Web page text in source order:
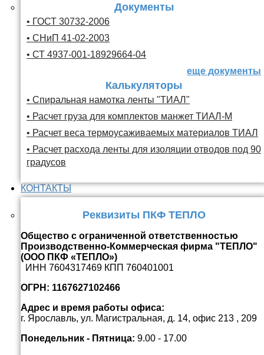
Документы
• ГОСТ 30732-2006
• СНиП 41-02-2003
• СТ 4937-001-18929664-04
еще документы
Калькуляторы
• Спиральная намотка ленты "ТИАЛ"
• Расчет груза для комплектов манжет ТИАЛ-М
• Расчет веса термоусаживаемых материалов ТИАЛ
• Расчет расхода ленты для изоляции отводов под 90
градусов
КОНТАКТЫ
Реквизиты ПКФ ТЕПЛО
Общество с ограниченной ответственностью
Производственно-Коммерческая фирма "ТЕПЛО"
(ООО ПКФ «ТЕПЛО»)
ИНН 7604317469 КПП 760401001
ОГРН: 1167627102466
Адрес и время работы офиса:
г. Ярославль, ул. Магистральная, д. 14, офис 213 , 209
Понедельник - Пятница: 9.00 - 17.00